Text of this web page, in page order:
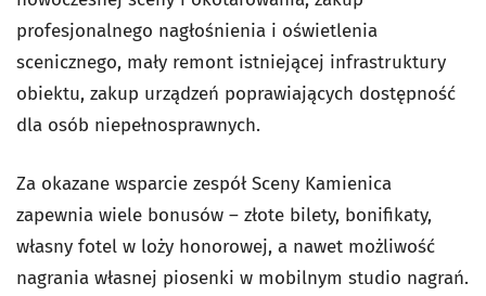
profesjonalnego nagłośnienia i oświetlenia
scenicznego, mały remont istniejącej infrastruktury
obiektu, zakup urządzeń poprawiających dostępność
dla osób niepełnosprawnych.
Za okazane wsparcie zespół Sceny Kamienica
zapewnia wiele bonusów – złote bilety, bonifikaty,
własny fotel w loży honorowej, a nawet możliwość
nagrania własnej piosenki w mobilnym studio nagrań.